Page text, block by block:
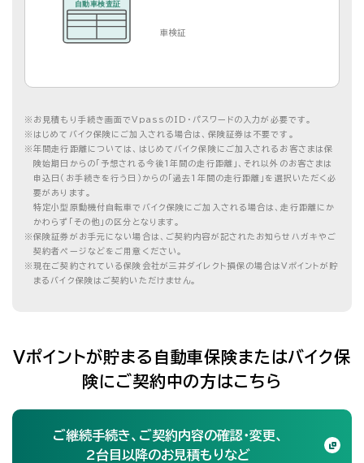
車検証
※ お見積もり手続き画面でVpassのID・パスワードの入力が必要です。
※ はじめてバイク保険にご加入される場合は、保険証券は不要です。
※年間走行距離については、はじめてバイク保険にご加入されるお客さまは保
険始期日からの「予想される今後1年間の走行距離」、それ以外のお客さまは
申込日（お手続きを行う日）からの「過去1年間の走行距離」を選択いただく必
要があります。
特定小型原動機付自転車でバイク保険にご加入される場合は、走行距離にか
かわらず「その他」の区分となります。
※保険証券がお手元にない場合は、ご契約内容が記されたお知らせハガキやご
契約者ページなどをご用意ください。
※現在ご契約されている保険会社が三井ダイレクト損保の場合はVポイントが貯
まるバイク保険はご契約いただけません。
Vポイントが貯まる自動車保険またはバイク保
険にご契約中の方はこちら
ご継続手続き、ご契約内容の確認・変更、
2台目以降のお見積もりなど